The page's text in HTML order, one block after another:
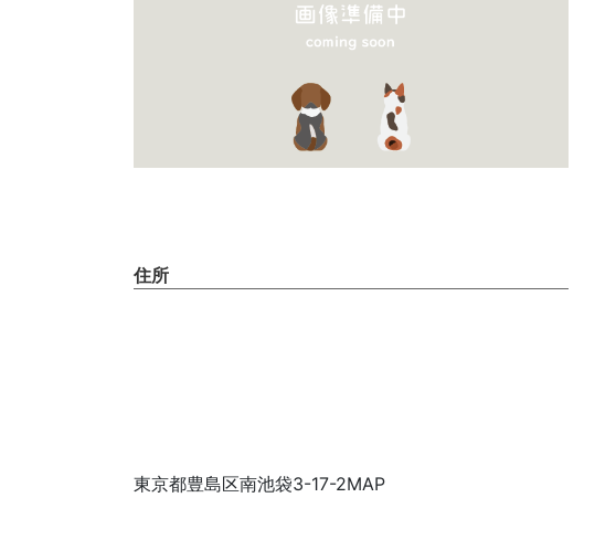
住所
東京都豊島区南池袋3-17-2MAP